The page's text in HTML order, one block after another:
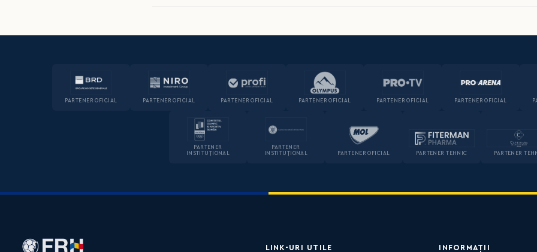
PARTENER OFICIAL PARTENER OFICIAL PARTENER OFICIAL PARTENER OFICIAL PARTENER OFICIAL PARTENER OFICIAL
PARTENER
INSTITUȚIONAL
PARTENER
INSTITUȚIONAL
PARTENER OFICIAL PARTENER TEHNIC PARTENER
LINK-URI UTILE INFORMAȚII